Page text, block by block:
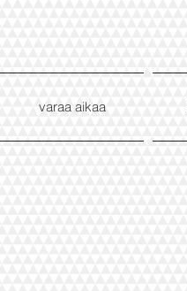
varaa aikaa